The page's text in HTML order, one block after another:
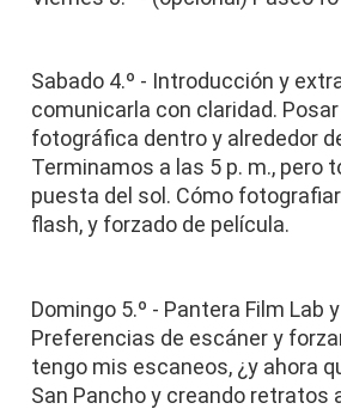
Sabado 4.º - Introducción y
comunicarla con claridad.
fotográfica dentro y alrededor
Terminamos a las 5 p. m., pero
puesta del sol. Cómo
flash, y forzado de película.
Domingo 5.º - Pantera Film
Preferencias de escáner y
tengo mis escaneos, ¿y ahora
San Pancho y creando